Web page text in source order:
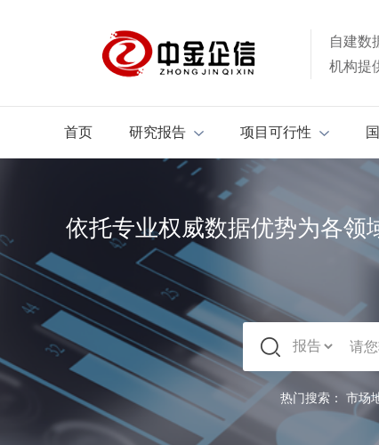
自建数
机构提
首页 研究报告 项目可行性
依托专业权威数据优势为各领
热门搜索： 市场